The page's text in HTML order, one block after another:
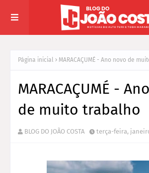
Página inicial MARACAÇUMÉ - Ano novo de
MARACAÇUMÉ -
de muito trabalho
BLOG DO JOÃO COSTA terça-feira,